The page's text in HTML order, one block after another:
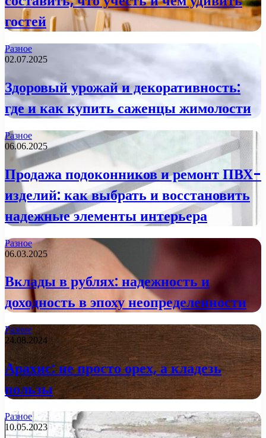
гостей
Разное
02.07.2025
Здоровый урожай и декоративность:
где и как купить саженцы жимолости
Разное
06.06.2025
Продажа подоконников и ремонт ПВХ-
изделий: как выбрать и восстановить
надежные элементы интерьера
Разное
06.03.2025
Вклады в рублях: надежность и
доходность в эпоху неопределенности
Разное
24.08.2024
Арахис: не просто орех, а кладезь
пользы
Разное
10.05.2023